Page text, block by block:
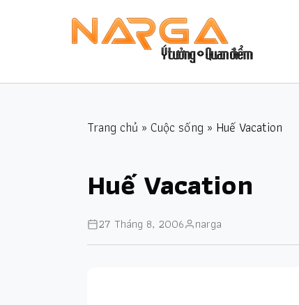
Trang chủ » Cuộc sống » Huế Vacation
Huế Vacation
27 Tháng 8, 2006 narga